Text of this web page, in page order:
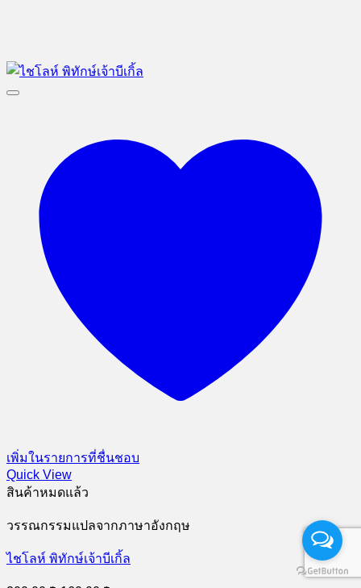
เพิ่มในรายการที่ชื่นชอบ
Quick View
สินค้าหมดแล้ว
วรรณกรรมแปลจากภาษาอังกฤษ
ไชโลห์ พิทักษ์เจ้าบีเกิ้ล